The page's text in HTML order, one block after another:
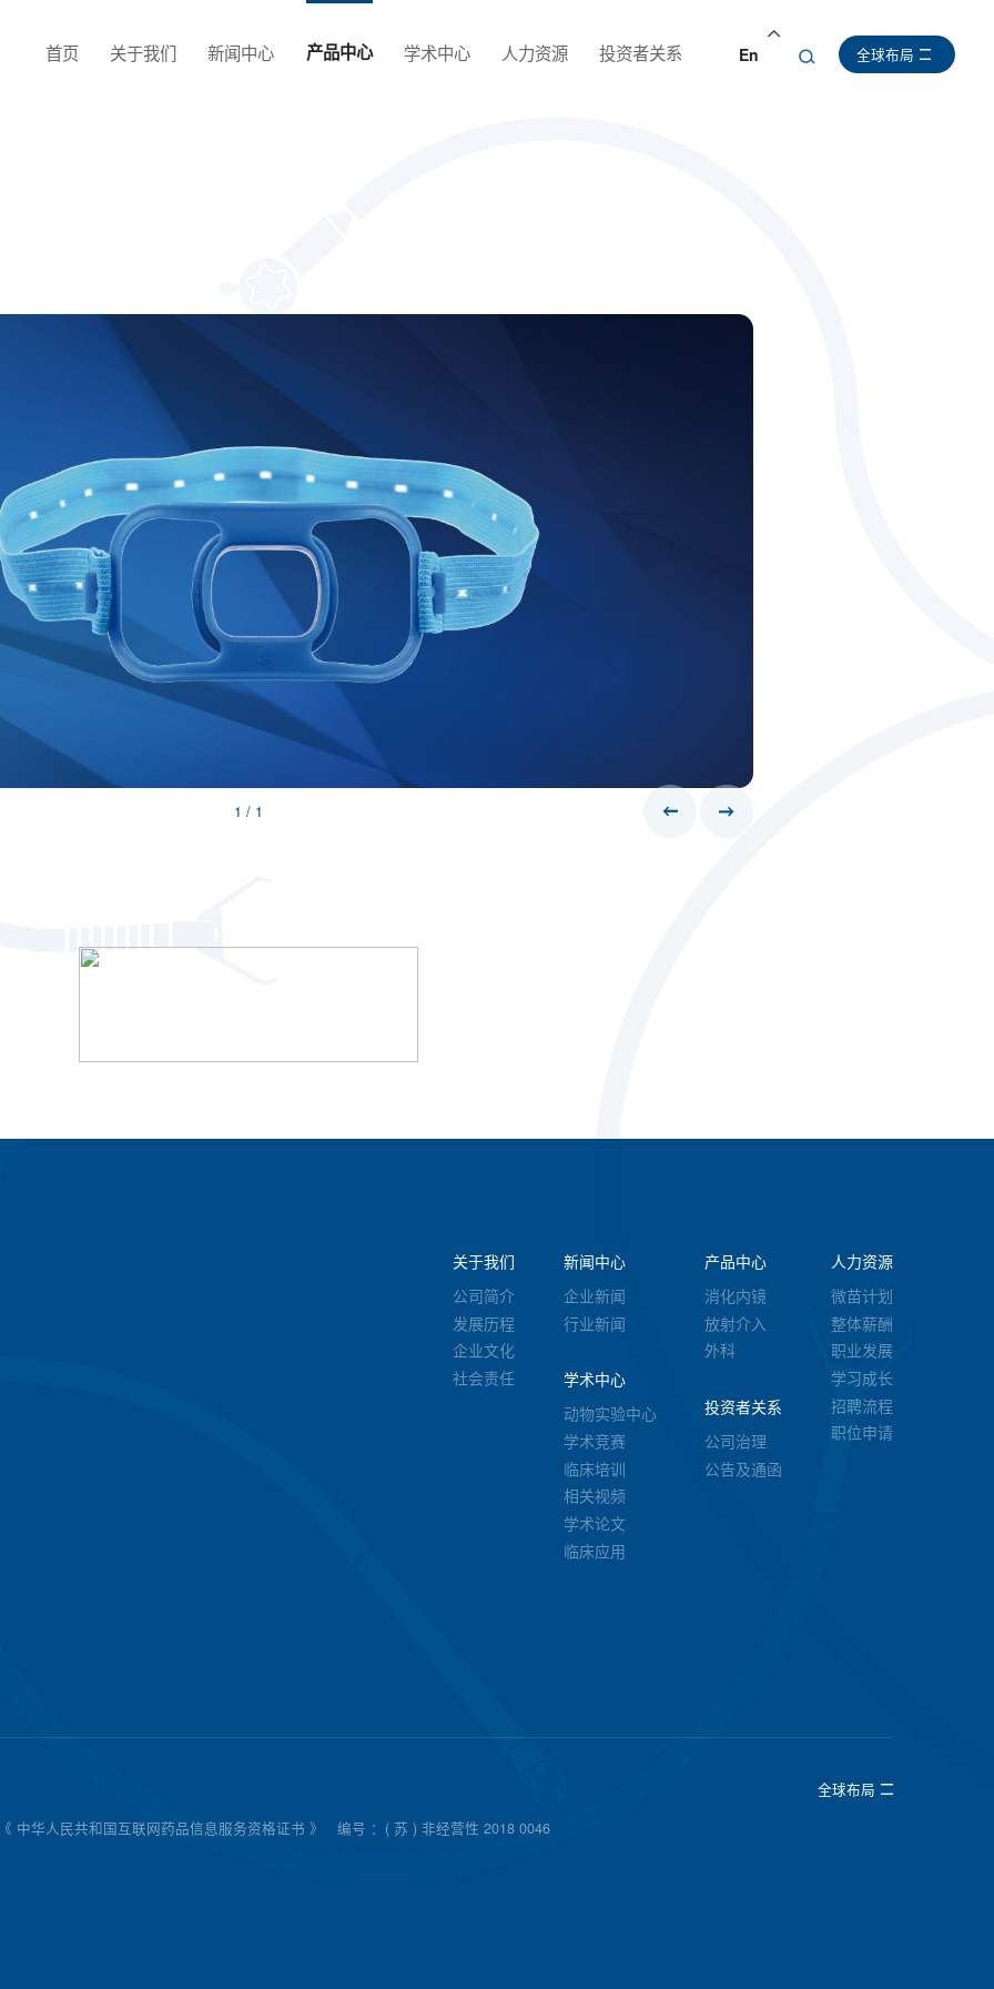
En
首页 关于我们 新闻中心 产品中心 学术中心 人力资源 投资者关系 全球布局
1 / 1
关于我们
公司简介
发展历程
企业文化
社会责任
新闻中心
企业新闻
行业新闻
学术中心
动物实验中心
学术竞赛
临床培训
相关视频
学术论文
临床应用
产品中心
消化内镜
放射介入
外科
投资者关系
公司治理
公告及通函
人力资源
微苗计划
整体薪酬
职业发展
学习成长
招聘流程
职位申请
中华人民共和国互联网药品信息服务资格证书 》 编号 ：( 苏 ) 非经营性 2018 0046
全球布局